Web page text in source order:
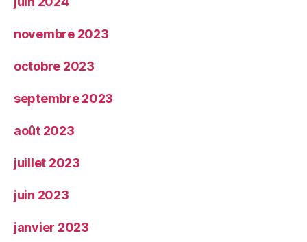
novembre 2023
octobre 2023
septembre 2023
août 2023
juillet 2023
juin 2023
janvier 2023